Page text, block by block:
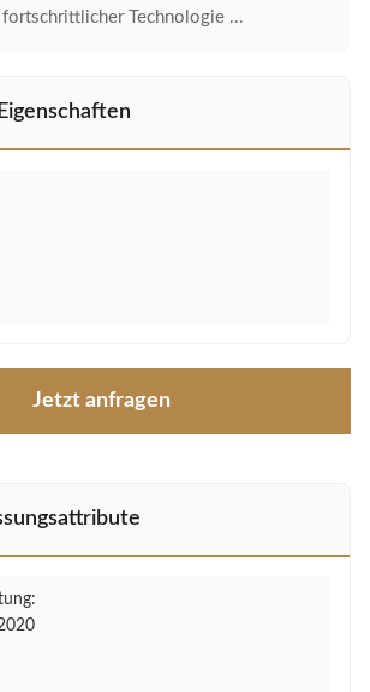
Technologie ...
Jetzt anfragen